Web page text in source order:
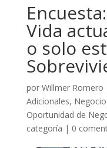
Vida
o solo
por Willmer Romero
Adicionales,
Oportunidad de
categoría | 0